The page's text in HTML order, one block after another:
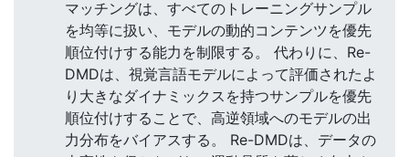
マッチングは、すべてのトレーニングサンプル
を均等に扱い、モデルの動的コンテンツを優先
順位付けする能力を制限する。 代わりに、Re-
DMDは、視覚言語モデルによって評価されたよ
り大きなダイナミックスを持つサンプルを優先
順位付けすることで、高逆領域へのモデルの出
力分布をバイアスする。 Re-DMDは、データの